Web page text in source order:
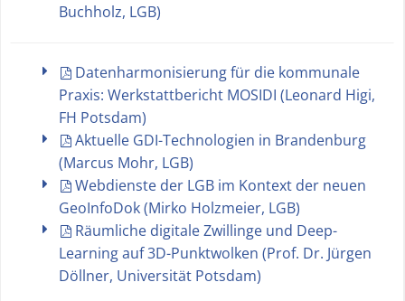
Buchholz, LGB)
Datenharmonisierung für die kommunale
Praxis: Werkstattbericht MOSIDI (Leonard Higi,
FH Potsdam)
Aktuelle GDI-Technologien in Brandenburg
(Marcus Mohr, LGB)
Webdienste der LGB im Kontext der neuen
GeoInfoDok (Mirko Holzmeier, LGB)
Räumliche digitale Zwillinge und Deep-
Learning auf 3D-Punktwolken (Prof. Dr. Jürgen
Döllner, Universität Potsdam)